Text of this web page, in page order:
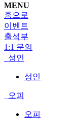
MENU
홈으로
이벤트
출석부
1:1 문의
성인
성인
오피
오피